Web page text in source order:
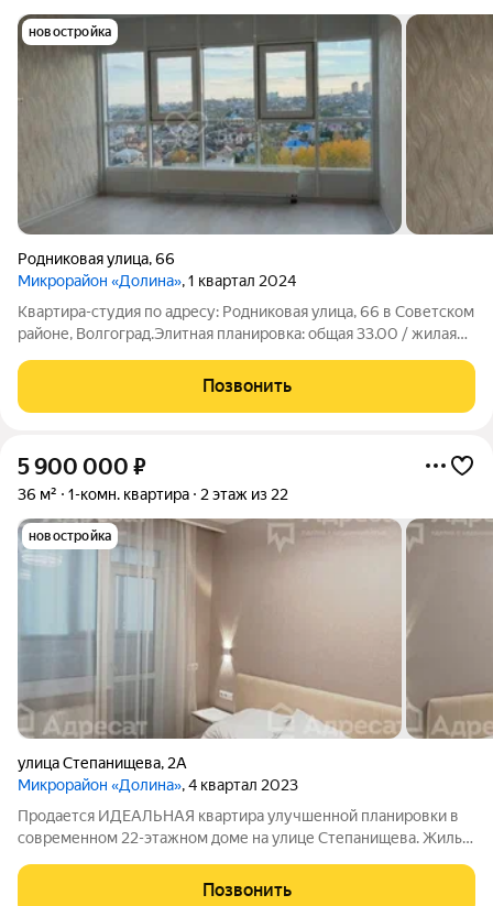
новостройка
Родниковая улица,66
Микрорайон «Долина», 1 квартал 2024
Квартира-студия по адресу: Родниковая улица, 66 в Советском
районе, Волгоград.Элитная планировка: общая 33.00 / жилая
В квартире сделан свежий современный ремонт, так что вам
не нужно будет
Позвонить
5 900 000 ₽
36 м² 1-комн. квартира 2 этаж из 22
новостройка
улица Степанищева, 2А
Микрорайон «Долина», 4 квартал 2023
Продается ИДЕАЛЬНАЯ квартира улучшенной планировки в
современном 22-этажном доме на улице Степанищева. Жилье
включает в себя ПРОСТОРНУЮ кухню площадью 10 м,
Позвонить